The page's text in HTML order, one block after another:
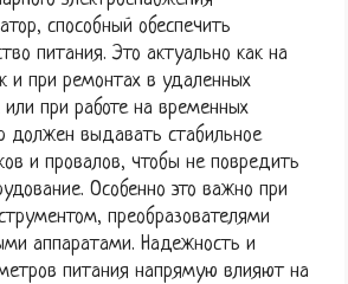
способный обеспечить
питания. Это актуально как на
и при ремонтах в удаленных
при работе на временных
должен выдавать стабильное
и провалов, чтобы не повредить
Особенно это важно при
преобразователями
аппаратами. Надежность и
питания напрямую влияют на